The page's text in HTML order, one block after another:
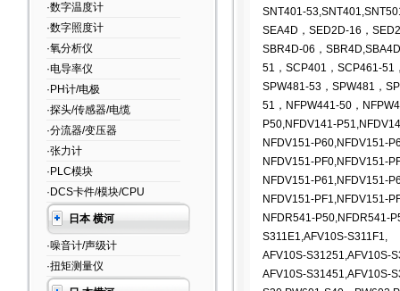
·数字温度计
·数字照度计
·氧分析仪
·电导率仪
·PH计/电极
·探头/传感器/电缆
·分流器/变压器
·张力计
·PLC模块
·DCS卡件/模块/CPU
日本 横河
·噪音计/声级计
·扭矩测量仪
SNT401-
SEA4D，SED2D-16，
SBR4D-06，
51，SCP401，SCP461-51
SPW481-53 ，SPW481，
51，NFPW441-50，
P50,NFDV141-
NFDV151-P60,NFDV151-
NFDV151-PF0,NFDV151-
NFDV151-P61,NFDV151-
NFDV151-PF1,NFDV151-
NFDR541-P50,NFDR541-
S311E1,AFV10S-S311F1,
AFV10S-S31251,AFV10S-
AFV10S-S31451,AFV10S-